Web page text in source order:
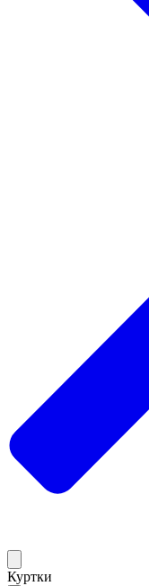
Куртки